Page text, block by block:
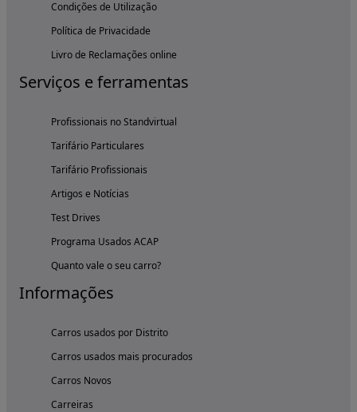
Condições de Utilização
Política de Privacidade
Livro de Reclamações online
Serviços e ferramentas
Profissionais no Standvirtual
Tarifário Particulares
Tarifário Profissionais
Artigos e Notícias
Test Drives
Programa Usados ACAP
Quanto vale o seu carro?
Informações
Carros usados por Distrito
Carros usados mais procurados
Carros Novos
Carreiras